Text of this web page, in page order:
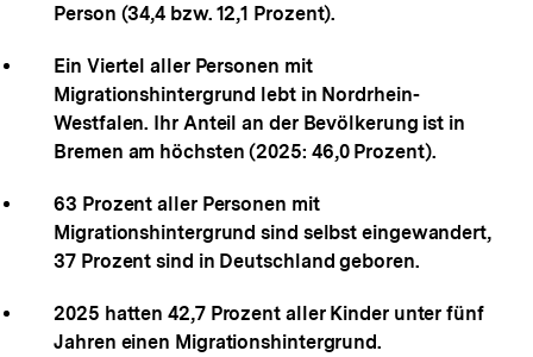
Person (34,4 bzw. 12,1 Prozent).
Ein Viertel aller Personen mit
Migrationshintergrund lebt in Nordrhein-
Westfalen. Ihr Anteil an der Bevölkerung ist in
Bremen am höchsten (2025: 46,0 Prozent).
63 Prozent aller Personen mit
Migrationshintergrund sind selbst eingewandert,
37 Prozent sind in Deutschland geboren.
2025 hatten 42,7 Prozent aller Kinder unter fünf
Jahren einen Migrationshintergrund.